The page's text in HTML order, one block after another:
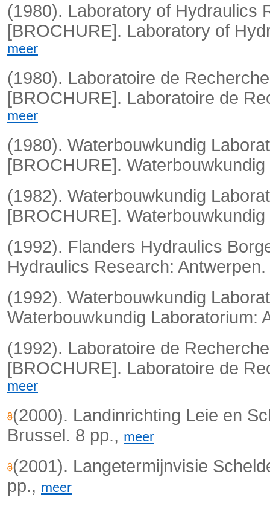
(1980). Laboratory of Hydraulics
[BROCHURE]. Laboratory of
meer
(1980). Laboratoire de
[BROCHURE]. Laboratoire de
meer
(1980). Waterbouwkundig
[BROCHURE].
(1982). Waterbouwkundig
[BROCHURE].
(1992). Flanders Hydraulics
Hydraulics Research:
(1992). Waterbouwkundig
Waterbouwkundig Laboratorium:
(1992). Laboratoire de
[BROCHURE]. Laboratoire de
meer
(2000). Landinrichting Leie en
Brussel. 8 pp., meer
(2001). Langetermijnvisie
pp., meer